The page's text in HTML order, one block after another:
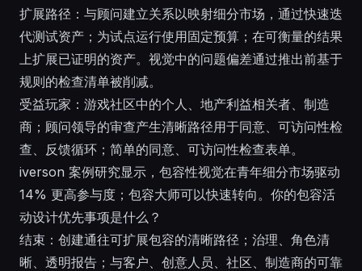
扩展路径：与顾问建立关系以映射细分市场，通过快速迭
代测试资产；为试点运行使用固定预算；在可衡量的结果
上扩展已证明的资产。视觉中的问题偏差通过推出前基于
规则的检查清单被削减。
受益玩家：游戏社区中的个人、地产利益相关者、制造
商；顾问领导的审查产生清晰路径用于同意、可访问性检
查、反馈循环；简单的同意、可访问性检查表单。
iverson 案例研究显示，包容性视觉在青年细分市场驱动
14% 更高参与度；包容大师可以快速转向。你的包容活
动设计优先事项是什么？
结束：创建通往可扩展包容的清晰路径；治理、角色清
晰、透明报告；与客户、创意人员、社区、制造商的可靠